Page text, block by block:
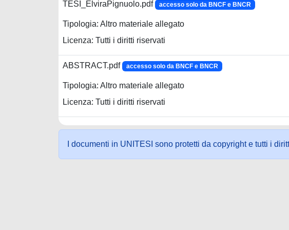
TESI_ElviraPignuolo.pdf accesso solo da BNCF e BNCR
Tipologia: Altro materiale allegato
Licenza: Tutti i diritti riservati
ABSTRACT.pdf accesso solo da BNCF e BNCR
Tipologia: Altro materiale allegato
Licenza: Tutti i diritti riservati
I documenti in UNITESI sono protetti da copyright e tutti i